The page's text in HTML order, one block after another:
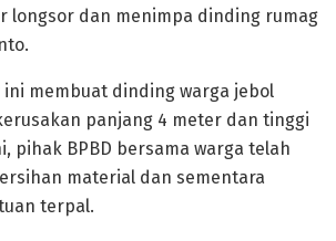
longsor dan menimpa dinding rumag
ini membuat dinding warga jebol
panjang 4 meter dan tinggi
pihak BPBD bersama warga telah
material dan sementara
terpal.